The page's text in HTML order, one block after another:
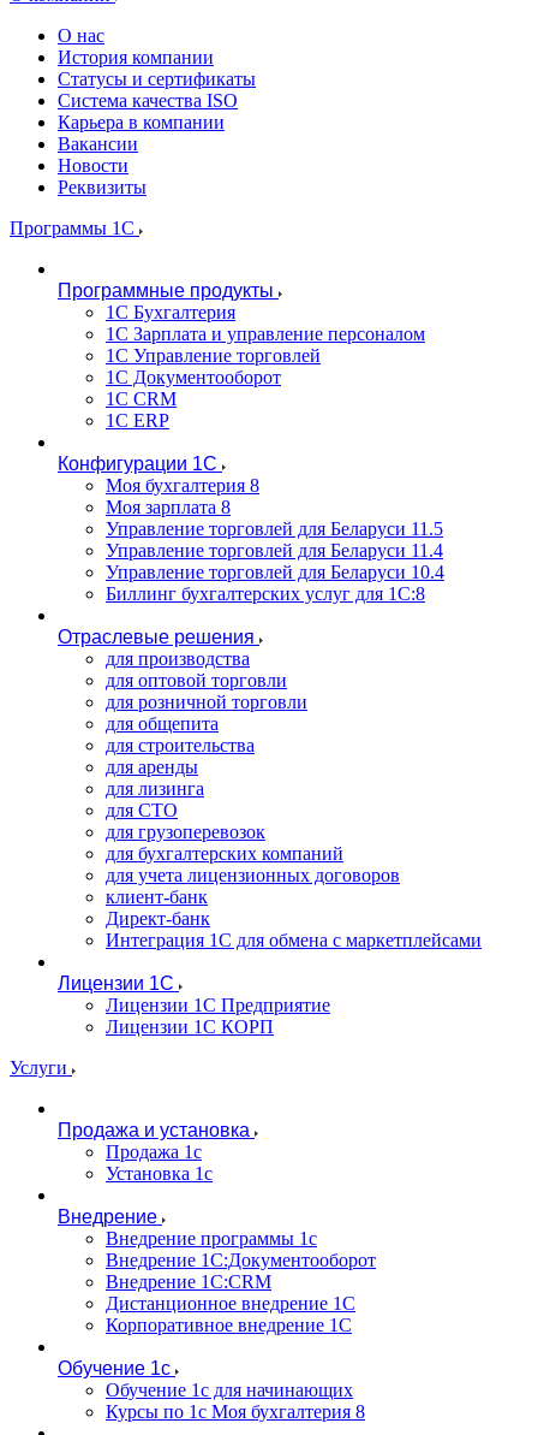
О нас
История компании
Статусы и сертификаты
Система качества ISO
Карьера в компании
Вакансии
Новости
Реквизиты
Программы 1С
Программные продукты
1С Бухгалтерия
1С Зарплата и управление персоналом
1С Управление торговлей
1С Документооборот
1С CRM
1С ERP
Конфигурации 1С
Моя бухгалтерия 8
Моя зарплата 8
Управление торговлей для Беларуси 11.5
Управление торговлей для Беларуси 11.4
Управление торговлей для Беларуси 10.4
Биллинг бухгалтерских услуг для 1С:8
Отраслевые решения
для производства
для оптовой торговли
для розничной торговли
для общепита
для строительства
для аренды
для лизинга
для СТО
для грузоперевозок
для бухгалтерских компаний
для учета лицензионных договоров
клиент-банк
Директ-банк
Интеграция 1C для обмена с маркетплейсами
Лицензии 1С
Лицензии 1С Предприятие
Лицензии 1С КОРП
Услуги
Продажа и установка
Продажа 1с
Установка 1с
Внедрение
Внедрение программы 1с
Внедрение 1С:Документооборот
Внедрение 1С:CRM
Дистанционное внедрение 1С
Корпоративное внедрение 1С
Обучение 1с
Обучение 1с для начинающих
Курсы по 1с Моя бухгалтерия 8